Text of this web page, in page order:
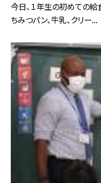
今日、１年生の初めての給
ちみつパン、牛乳、クリー...